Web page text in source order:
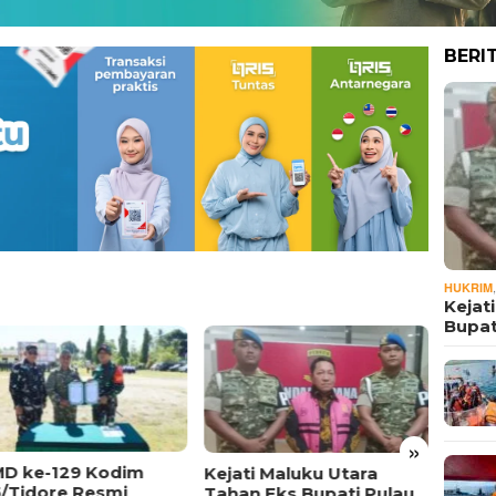
»
ke-129 Kodim
Kejati Maluku Utara
HUKRIM